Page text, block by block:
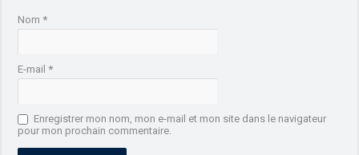
Nom*
E-mail*
Enregistrer mon nom, mon e-mail et mon site dans le navigateur
pour mon prochain commentaire.